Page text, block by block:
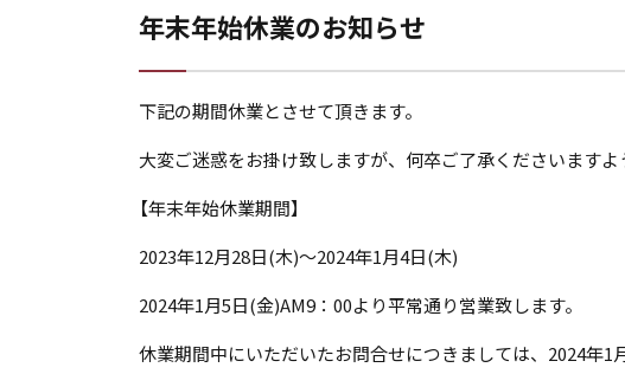
年末年始休業のお知らせ
下記の期間休業とさせて頂きます。
大変ご迷惑をお掛け致しますが、何卒ご了承くださいますよ
【年末年始休業期間】
2023年12月28日(木)～2024年1月4日(木)
2024年1月5日(金)AM9：00より平常通り営業致します。
休業期間中にいただいたお問合せにつきましては、2024年1